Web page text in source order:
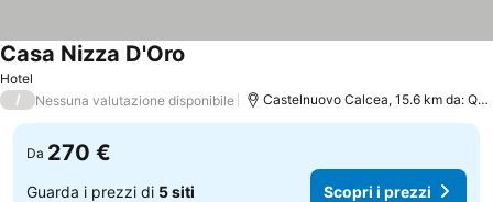
Hotel
Casa Nizza D'Oro
/ Nessuna valutazione disponibile Castelnuovo Calcea, 15.6 km da:
Da 270 €
Guarda i prezzi di 5 siti Scopri i prezzi